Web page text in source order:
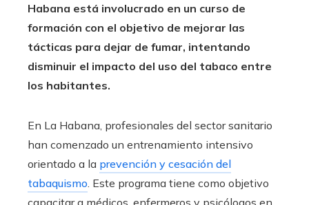
Habana está involucrado en un curso de
formación con el objetivo de mejorar las
tácticas para dejar de fumar, intentando
disminuir el impacto del uso del tabaco entre
los habitantes.
En La Habana, profesionales del sector sanitario
han comenzado un entrenamiento intensivo
orientado a la prevención y cesación del
tabaquismo . Este programa tiene como objetivo
capacitar a médicos, enfermeros y psicólogos en